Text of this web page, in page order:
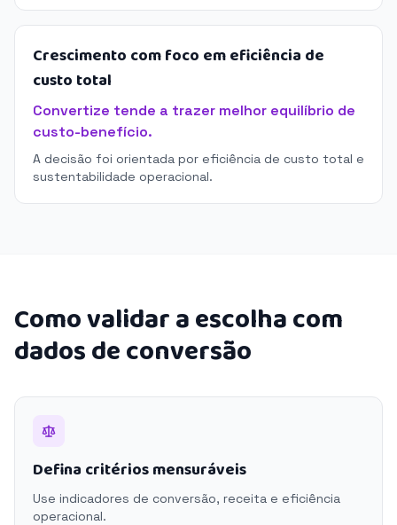
Crescimento com foco em eficiência de
custo total
Convertize tende a trazer melhor equilíbrio de
custo-benefício.
A decisão foi orientada por eficiência de custo total e
sustentabilidade operacional.
Como validar a escolha com
dados de conversão
Defina critérios mensuráveis
Use indicadores de conversão, receita e eficiência
operacional.